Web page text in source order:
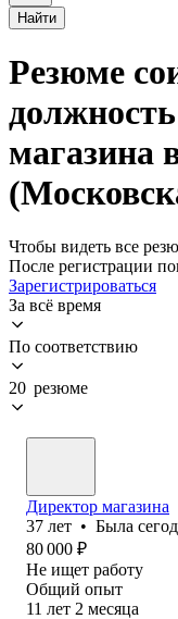
Найти
Резюме
магазина
Чтобы видеть все
После регистрации
Зарегистрироваться
За всё время
По соответствию
20 резюме
Директор магазина
37 лет • Была
80 000 ₽
Не ищет работу
Общий опыт
11 лет 2 месяца